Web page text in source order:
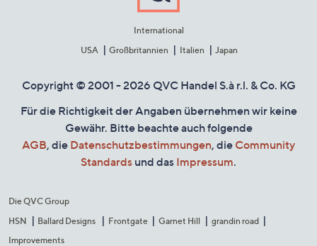
International
USA
Großbritannien Italien Japan
Copyright © 2001 - 2026 QVC Handel S.à r.l. & Co. KG
Für die Richtigkeit der Angaben übernehmen wir keine
Gewähr. Bitte beachte auch folgende
AGB, die Datenschutzbestimmungen, die Community
Standards und das Impressum.
Die QVC Group
HSN
Ballard Designs Frontgate Garnet Hill
grandin road
Improvements